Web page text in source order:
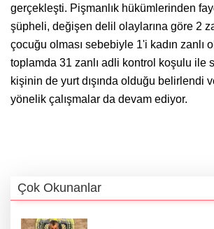
gerçekleşti. Pişmanlık hükümlerinden
şüpheli, değişen delil olaylarına göre 2
çocuğu olması sebebiyle 1'i kadın zanlı
toplamda 31 zanlı adli kontrol koşulu ile
kişinin de yurt dışında olduğu belirlendi
yönelik çalışmalar da devam ediyor.
Çok Okunanlar